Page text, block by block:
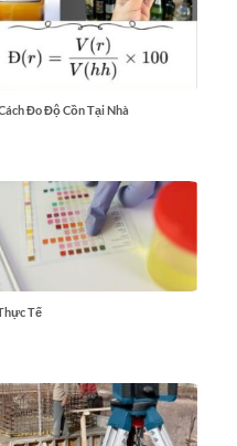
Đo Độ Cồn Tại Nhà
Tế